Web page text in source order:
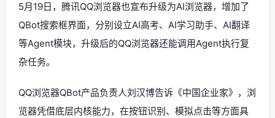
5月19日，腾讯QQ浏览器也宣布升级为AI浏览器，增加了
QBot搜索框界面，分别设立AI高考、AI学习助手、AI翻译
等Agent模块，升级后的QQ浏览器还能调用Agent执行复
杂任务。
QQ浏览器QBot产品负责人刘汉博告诉《中国企业家》，浏
览器凭借底层内核能力，在按钮识别、模拟点击等方面具